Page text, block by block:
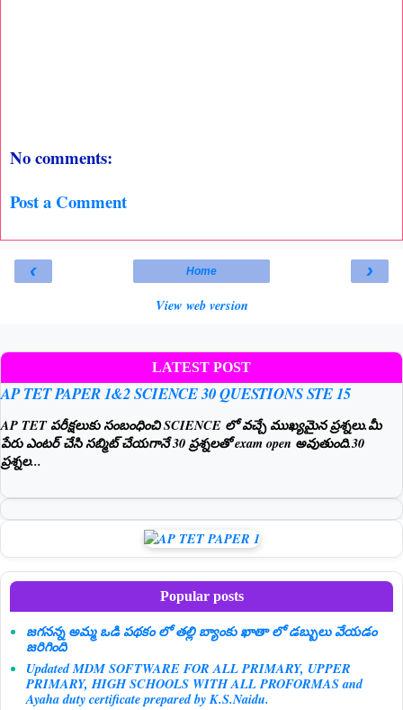
No comments:
Post a Comment
‹ ›
Home
View web version
LATEST POST
AP TET PAPER 1&2 SCIENCE 30 QUESTIONS STE 15
AP TET పరీక్షలుకు సంబంధించి SCIENCE లో వచ్చే ముఖ్యమైన ప్రశ్నలు.మీ
పేరు ఎంటర్ చేసి సబ్మిట్ చేయగానే 30 ప్రశ్నలతో exam open అవుతుంది.30
ప్రశ్నల...
Popular posts
జగనన్న అమ్మ ఒడి పథకం లో తల్లి బ్యాంకు ఖాతా లో డబ్బులు వేయడం
జరిగింది
Updated MDM SOFTWARE FOR ALL PRIMARY, UPPER
PRIMARY, HIGH SCHOOLS WITH ALL PROFORMAS and
Ayaha duty certificate prepared by K.S.Naidu.